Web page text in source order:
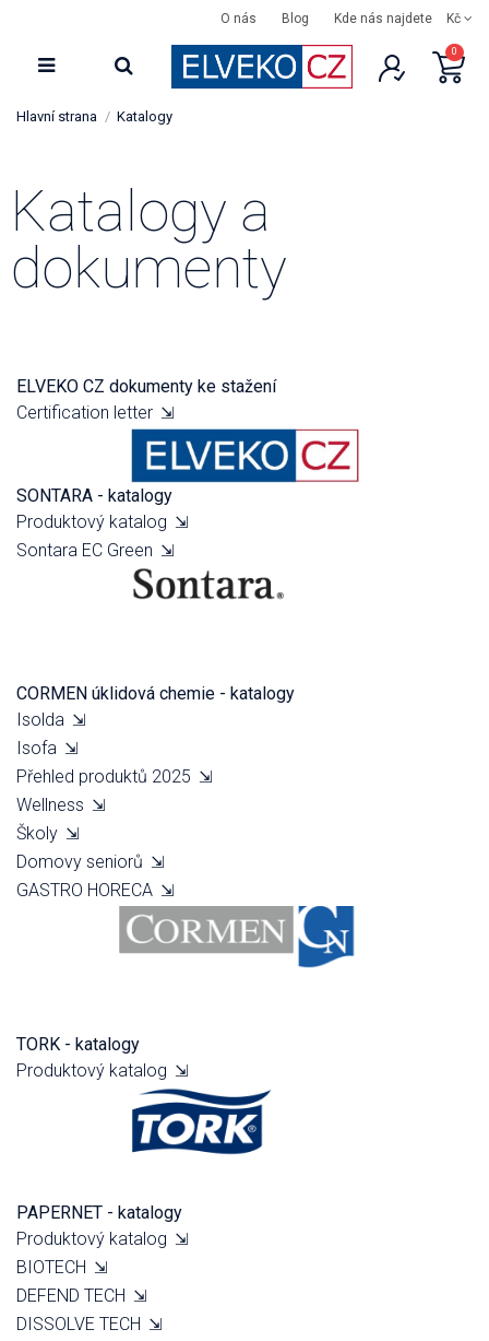
O nás Blog Kde nás najdete Kč
0
Hlavní strana Katalogy
Katalogy a
dokumenty
ELVEKO CZ dokumenty ke stažení
Certification letter ⇲
SONTARA - katalogy
Produktový katalog ⇲
Sontara EC Green ⇲
CORMEN úklidová chemie - katalogy
Isolda ⇲
Isofa ⇲
Přehled produktů 2025 ⇲
Wellness ⇲
Školy ⇲
Domovy seniorů ⇲
GASTRO HORECA ⇲
TORK - katalogy
Produktový katalog ⇲
PAPERNET - katalogy
Produktový katalog ⇲
BIOTECH ⇲
DEFEND TECH ⇲
DISSOLVE TECH ⇲